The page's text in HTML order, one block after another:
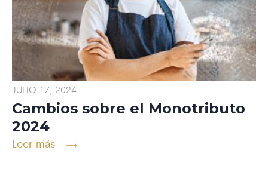
JULIO 17, 2024
Cambios sobre el Monotributo
2024
Leer más